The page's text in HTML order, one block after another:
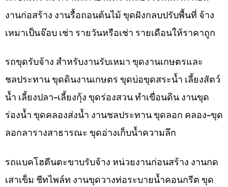
งานก่อสร้าง งานรื้อถอนต้นไม้ ขุดฝังกลบปรับพื้นที่ จ้าง
เหมาเป็นจ๊อบ เช่า รายวันหรือเช่า รายเดือนให้ราคาถูก
รถขุดรับจ้าง สำหรับงานรับเหมา ขุดงานเกษตรและ
ชลประทาน ขุดดินงานเกษตร ขุดบ่อขุดสระน้ำ เลี้ยงสัตว์
น้ำ เลี้ยงปลา-เลี้ยงกุ้ง ขุดร่องสวน ทำเขื่อนดิน งานขุด
ร่องน้ำ ขุดคลองส่งน้ำ งานชลประทาน ขุดลอก คลอง-ขุด
ลอกลารางสาธารณะ ขุดอ่างเก็บน้ำความลึก
รถแบคโฮตีนตะขาบรับจ้าง หน่วยงานก่อนสร้าง งานกด
เสาเข็ม ชีทไพล์ท งานขุดวางท่อระบายน้ำคอนกรีต ขุด